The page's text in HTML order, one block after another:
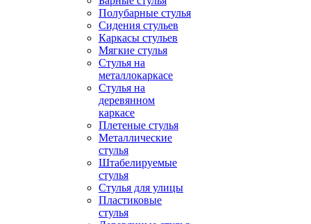
Полубарные стулья
Сидения стульев
Каркасы стульев
Мягкие стулья
Стулья на
металлокаркасе
Стулья на
деревянном
каркасе
Плетеные стулья
Металлические
стулья
Штабелируемые
стулья
Стулья для улицы
Пластиковые
стулья